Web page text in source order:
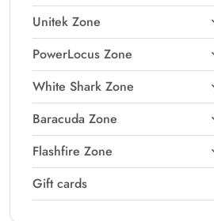
Unitek Zone
PowerLocus Zone
White Shark Zone
Baracuda Zone
Flashfire Zone
Gift cards